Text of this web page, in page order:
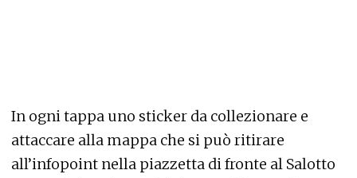
In ogni tappa uno sticker da collezionare e
attaccare alla mappa che si può ritirare
all’infopoint nella piazzetta di fronte al Salotto